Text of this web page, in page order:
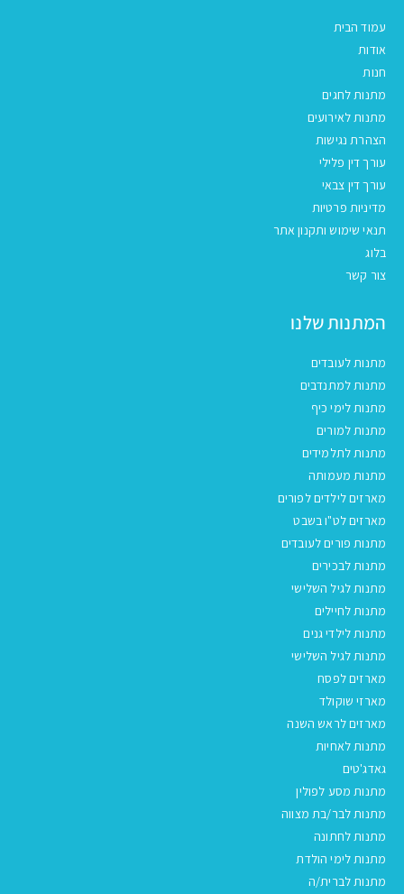
עמוד הבית
אודות
חנות
מתנות לחגים
מתנות לאירועים
הצהרת נגישות
עורך דין פלילי
עורך דין צבאי
מדיניות פרטיות
תנאי שימוש ותקנון אתר
בלוג
צור קשר
המתנות שלנו
מתנות לעובדים
מתנות למתנדבים
מתנות לימי כיף
מתנות למורים
מתנות לתלמידים
מתנות מעמותה
מארזים לילדים לפורים
מארזים לט"ו בשבט
מתנות פורים לעובדים
מתנות לבכירים
מתנות לגיל השלישי
מתנות לחיילים
מתנות לילדי גנים
מתנות לגיל השלישי
מארזים לפסח
מארזי שוקולד
מארזים לראש השנה
מתנות לאחיות
גאדג'טים
מתנות מסע לפולין
מתנות לבר/בת מצווה
מתנות לחתונה
מתנות לימי הולדת
מתנות לברית/ה